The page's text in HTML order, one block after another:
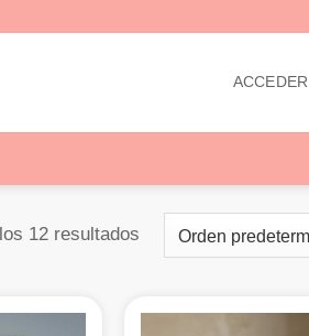
ACCEDER
12 resultados